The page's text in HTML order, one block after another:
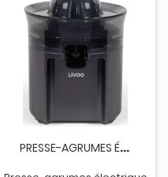
P
RESSE-AGRUMES ÉLECTRIQUE LIVOO DOD194 100ML NOIR